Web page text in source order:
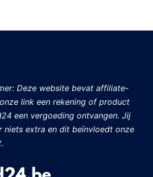
Deze website bevat affiliate-
link een rekening of product
een vergoeding ontvangen. Jij
niets extra en dit beïnvloedt onze